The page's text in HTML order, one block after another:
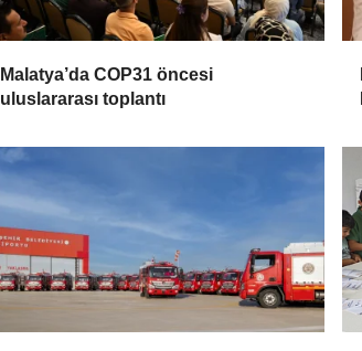
Malatya’da COP31 öncesi
uluslararası toplantı